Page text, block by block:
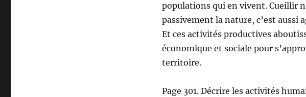
populations qui en vivent. Cueillir
passivement la nature, c’est aussi
Et ces activités productives
économique et sociale pour
territoire.
Page 301. Décrire les activités